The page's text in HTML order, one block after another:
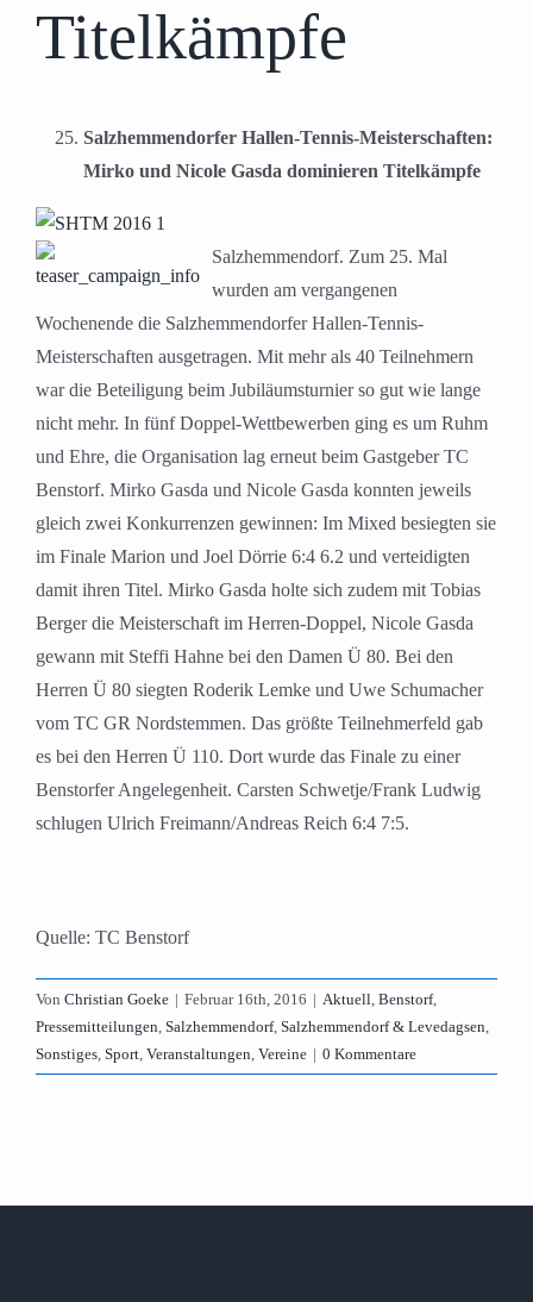
Titelkämpfe
Salzhemmendorfer Hallen-Tennis-Meisterschaften:
Mirko und Nicole Gasda dominieren Titelkämpfe
Salzhemmendorf. Zum 25. Mal
wurden am vergangenen
Wochenende die Salzhemmendorfer Hallen-Tennis-
Meisterschaften ausgetragen. Mit mehr als 40 Teilnehmern
war die Beteiligung beim Jubiläumsturnier so gut wie lange
nicht mehr. In fünf Doppel-Wettbewerben ging es um Ruhm
und Ehre, die Organisation lag erneut beim Gastgeber TC
Benstorf. Mirko Gasda und Nicole Gasda konnten jeweils
gleich zwei Konkurrenzen gewinnen: Im Mixed besiegten sie
im Finale Marion und Joel Dörrie 6:4 6.2 und verteidigten
damit ihren Titel. Mirko Gasda holte sich zudem mit Tobias
Berger die Meisterschaft im Herren-Doppel, Nicole Gasda
gewann mit Steffi Hahne bei den Damen Ü 80. Bei den
Herren Ü 80 siegten Roderik Lemke und Uwe Schumacher
vom TC GR Nordstemmen. Das größte Teilnehmerfeld gab
es bei den Herren Ü 110. Dort wurde das Finale zu einer
Benstorfer Angelegenheit. Carsten Schwetje/Frank Ludwig
schlugen Ulrich Freimann/Andreas Reich 6:4 7:5.
Quelle: TC Benstorf
Von Christian Goeke | Februar 16th, 2016 | Aktuell, Benstorf,
Pressemitteilungen, Salzhemmendorf, Salzhemmendorf & Levedagsen,
Sonstiges, Sport, Veranstaltungen, Vereine | 0 Kommentare